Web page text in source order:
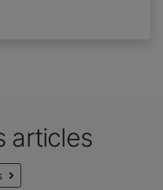
articles